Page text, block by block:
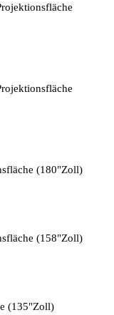
(180"Zoll)
(158"Zoll)
(135"Zoll)